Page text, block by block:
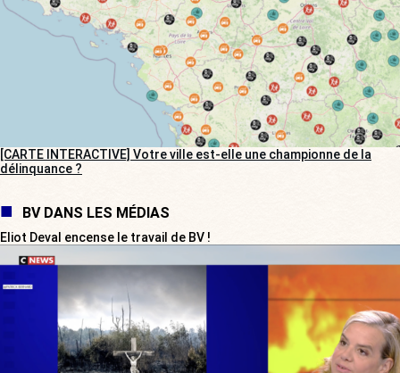
[CARTE INTERACTIVE] Votre ville est-elle une championne de la
délinquance ?
BV DANS LES MÉDIAS
Eliot Deval encense le travail de BV !